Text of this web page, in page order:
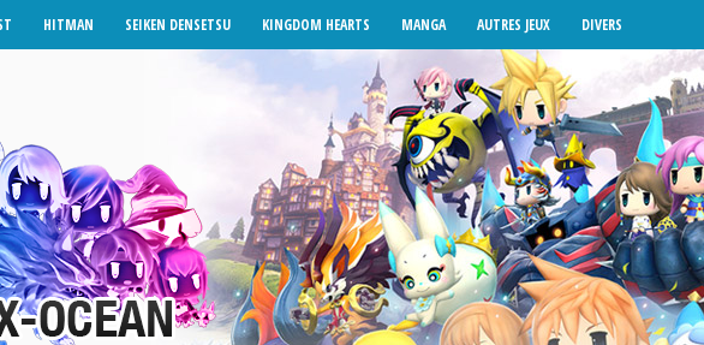
HITMAN SEIKEN DENSETSU KINGDOM HEARTS MANGA AUTRES JEUX DIVERS